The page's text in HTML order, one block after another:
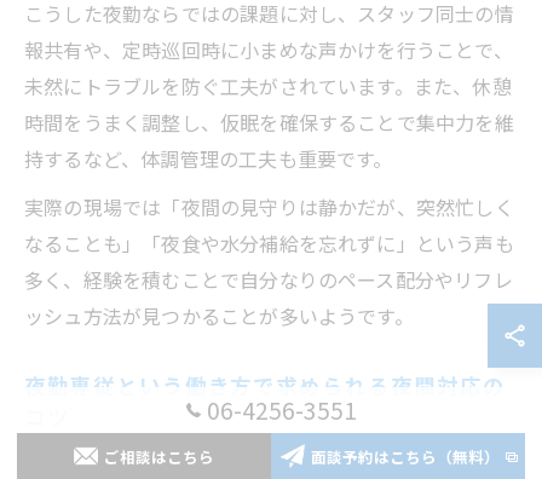
こうした夜勤ならではの課題に対し、スタッフ同士の情
報共有や、定時巡回時に小まめな声かけを行うことで、
未然にトラブルを防ぐ工夫がされています。また、休憩
時間をうまく調整し、仮眠を確保することで集中力を維
持するなど、体調管理の工夫も重要です。
実際の現場では「夜間の見守りは静かだが、突然忙しく
なることも」「夜食や水分補給を忘れずに」という声も
多く、経験を積むことで自分なりのペース配分やリフレ
ッシュ方法が見つかることが多いようです。
夜勤専従という働き方で求められる夜間対応の
対応場面 必要なコツ 具体的なポイント
06-4256-3551
ご相談はこちら 面談予約はこちら（無料）